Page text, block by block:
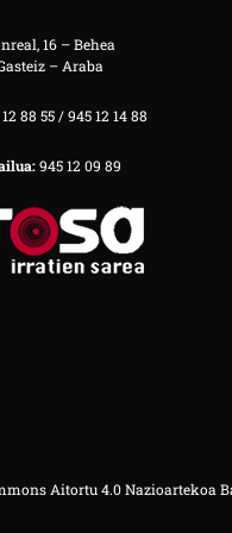
16 – Behea
– Araba
88 55 / 945 12 14 88
945 12 09 89
Aitortu 4.0 Nazioartekoa